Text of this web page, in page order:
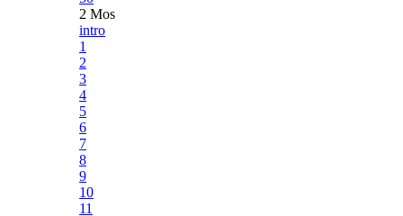
2 Mos
intro
1
2
3
4
5
6
7
8
9
10
11